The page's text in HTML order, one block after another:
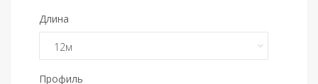
Длина
Профиль